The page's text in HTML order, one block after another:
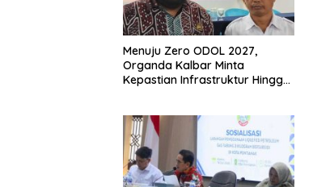
Menuju Zero ODOL 2027,
Organda Kalbar Minta
Kepastian Infrastruktur Hingga